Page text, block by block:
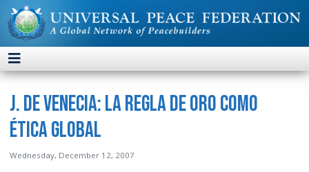
J. de Venecia: La Regla de Oro como
ética global
Wednesday, December 12, 2007